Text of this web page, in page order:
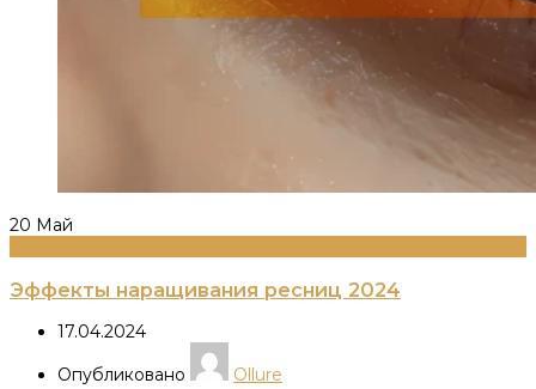
20 Май
Эффекты наращивания ресниц 2024
17.04.2024
Опубликовано
Ollure